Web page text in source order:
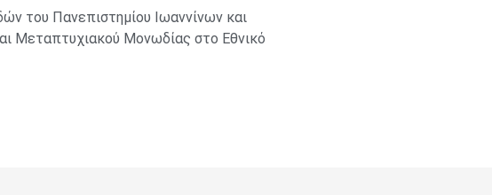
του Πανεπιστημίου Ιωαννίνων και
Μεταπτυχιακού Μονωδίας στο Εθνικό